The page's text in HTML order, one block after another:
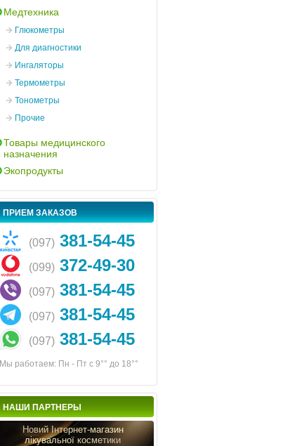
Медтехника
Глюкометры
Для диагностики
Ингаляторы
Термометры
Тонометры
Прочие
Товары медицинского
назначения
Экопродукты
ПРИЕМ ЗАКАЗОВ
(097)381-54-45
(099)372-49-30
(097)381-54-45
(097)381-54-45
(097)381-54-45
Мы работаем: Пн - Пт с 9°° до 18°°
НАШИ ПАРТНЕРЫ
Новий Інтернет-магазин
лікувальної косметики